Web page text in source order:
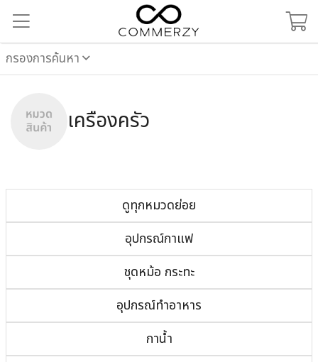
กรองการค้นหา
เครื่องครัว
ดูทุกหมวดย่อย
อุปกรณ์กาแฟ
ชุดหม้อ กระทะ
อุปกรณ์ทำอาหาร
กาน้ำ